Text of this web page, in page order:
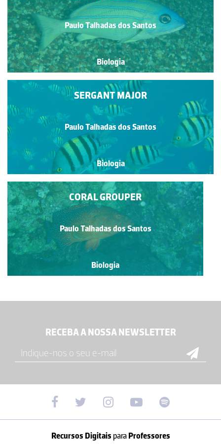
Paulo Talhadas dos Santos
Biologia
SERGANT MAJOR
Paulo Talhadas dos Santos
Biologia
CORAL GROUPER
Paulo Talhadas dos Santos
Biologia
RECEBA A NOSSA NEWSLETTER
Recursos Digitais paraProfessores